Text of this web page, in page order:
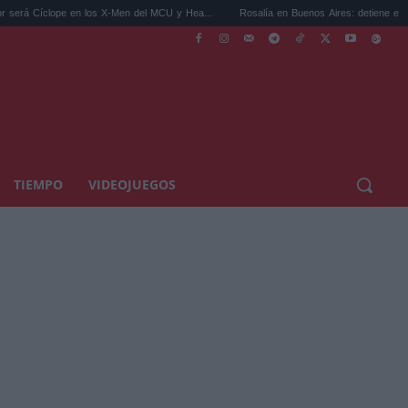
los X-Men del MCU y Hea... Rosalía en Buenos Aires: detiene el tráfico y se s...
TIEMPO VIDEOJUEGOS